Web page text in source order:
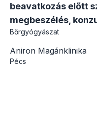
beavatkozás előtt
megbeszélés,
Bőrgyógyászat
Aniron Magánklinika
Pécs